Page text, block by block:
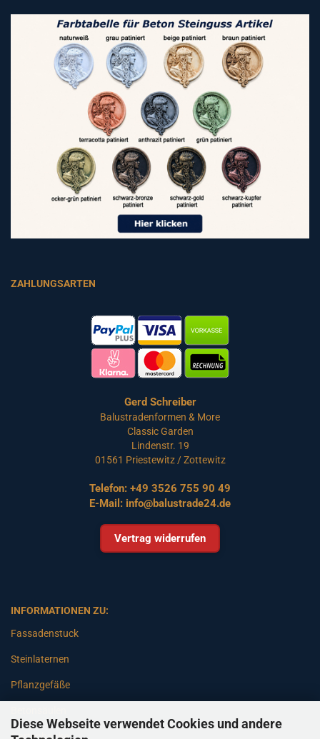
Diese Webseite verwendet Cookies und andere
ZAHLUNGSARTEN
Gerd Schreiber
Balustradenformen & More
Classic Garden
Lindenstr. 19
01561 Priestewitz / Zottewitz
Telefon: +49 3526 755 90 49
E-Mail: info@balustrade24.de
Vertrag widerrufen
INFORMATIONEN ZU:
Fassadenstuck
Steinlaternen
Pflanzgefäße
Gartenbänke